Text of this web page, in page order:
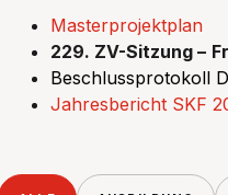
Masterprojektplan
229. ZV-Sitzung –
Beschlussprotokoll
Jahresbericht SKF